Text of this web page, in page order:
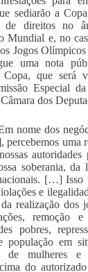
sediarão a
de direitos no
Mundial e, no
Jogos
uma nota
que será
Especial
dos
nome dos
uma
autoridades
soberania, da
[…] Isso
e
realização dos
remoção e
pobres,
população em
de mulheres e
do